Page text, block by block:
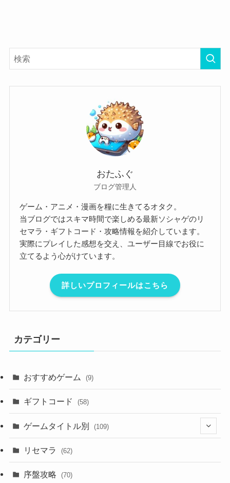
おたふぐ
ブログ管理人
ゲーム・アニメ・漫画を糧に生きてるオタク。
当ブログではスキマ時間で楽しめる最新ソシャゲのリ
セマラ・ギフトコード・攻略情報を紹介しています。
実際にプレイした感想を交え、ユーザー目線でお役に
立てるよう心がけています。
詳しいプロフィールはこちら
カテゴリー
おすすめゲーム (9)
ギフトコード (58)
ゲームタイトル別 (109)
(2)
リセマラ (62)
序盤攻略 (70)